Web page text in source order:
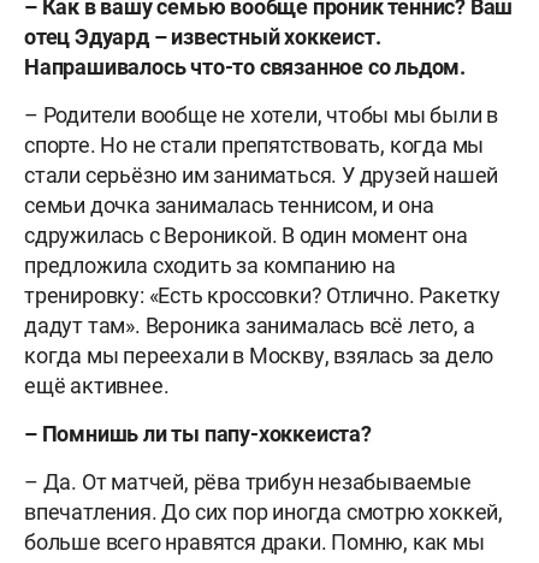
– Как в вашу семью вообще проник теннис? Ваш
отец Эдуард – известный хоккеист.
Напрашивалось что-то связанное со льдом.
– Родители вообще не хотели, чтобы мы были в
спорте. Но не стали препятствовать, когда мы
стали серьёзно им заниматься. У друзей нашей
семьи дочка занималась теннисом, и она
сдружилась с Вероникой. В один момент она
предложила сходить за компанию на
тренировку: «Есть кроссовки? Отлично. Ракетку
дадут там». Вероника занималась всё лето, а
когда мы переехали в Москву, взялась за дело
ещё активнее.
– Помнишь ли ты папу-хоккеиста?
– Да. От матчей, рёва трибун незабываемые
впечатления. До сих пор иногда смотрю хоккей,
больше всего нравятся драки. Помню, как мы